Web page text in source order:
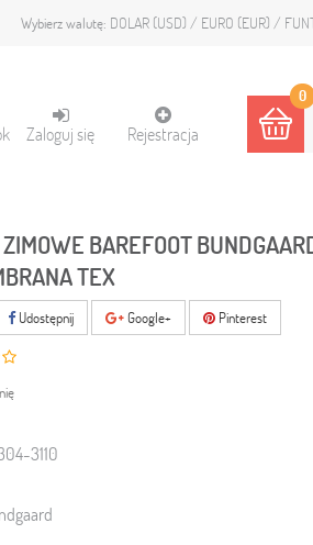
Wybierz walutę: DOLAR (USD) EURO (EUR)
0
Zaloguj się Rejestracja
BAREFOOT
TEX
Udostępnij Google+ Pinterest
3110